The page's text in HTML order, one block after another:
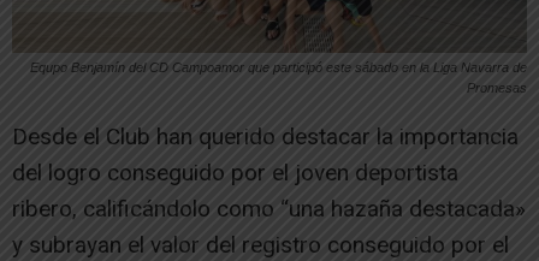
Equpo Benjamín del CD Campoamor que participó este sábado en la Liga Navarra de
Promesas
Desde el Club han querido destacar la importancia
del logro conseguido por el joven deportista
ribero, calificándolo como “una hazaña destacada»
y subrayan el valor del registro conseguido por el